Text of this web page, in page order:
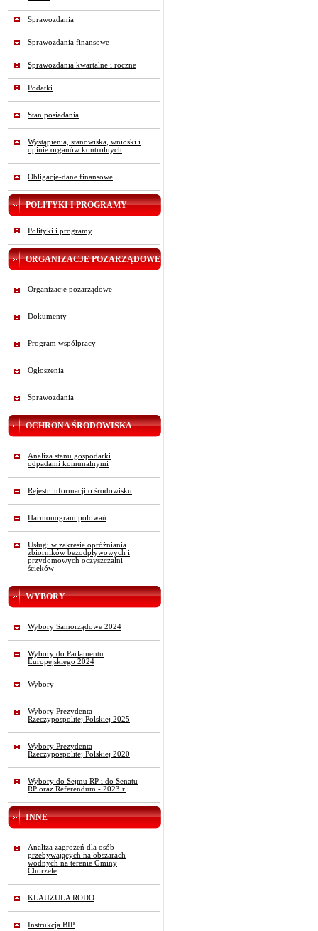
Sprawozdania
Sprawozdania finansowe
Sprawozdania kwartalne i roczne
Podatki
Stan posiadania
Wystąpienia, stanowiska, wnioski i
opinie organów kontrolnych
Obligacje-dane finansowe
POLITYKI I PROGRAMY
Polityki i programy
ORGANIZACJE POZARZĄDOWE
Organizacje pozarządowe
Dokumenty
Program współpracy
Ogłoszenia
Sprawozdania
OCHRONA ŚRODOWISKA
Analiza stanu gospodarki
odpadami komunalnymi
Rejestr informacji o środowisku
Harmonogram polowań
Usługi w zakresie opróżniania
zbiorników bezodpływowych i
przydomowych oczyszczalni
ścieków
WYBORY
Wybory Samorządowe 2024
Wybory do Parlamentu
Europejskiego 2024
Wybory
Wybory Prezydenta
Rzeczypospolitej Polskiej 2025
Wybory Prezydenta
Rzeczypospolitej Polskiej 2020
Wybory do Sejmu RP i do Senatu
RP oraz Referendum - 2023 r.
INNE
Analiza zagrożeń dla osób
przebywających na obszarach
wodnych na terenie Gminy
Chorzele
KLAUZULA RODO
Instrukcja BIP